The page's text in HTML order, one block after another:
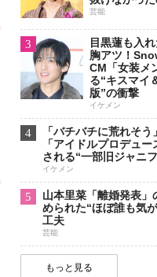
芸能
3
目黒蓮も入
胸アツ！
CM「女装メ
る“キスマイ
版”の衝撃
イケメン
4
「バチバチに荒れそ
「アイドルプロデュ
される“一部旧ジャニ
イケメン
5
山本里菜「離婚発表」
められた“ほぼ誰も気
工夫
芸能
もっと見る